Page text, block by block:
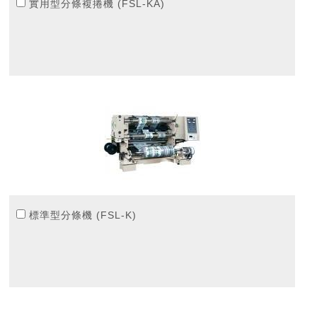
實用型分條複捲機 (FSL-KA)
標準型分條機 (FSL-K)